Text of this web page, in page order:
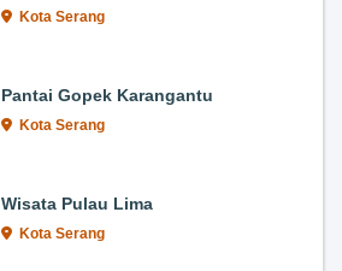
Kota Serang
Pantai Gopek Karangantu
Kota Serang
Wisata Pulau Lima
Kota Serang